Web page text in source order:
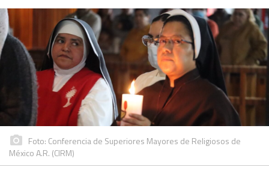
Foto: Conferencia de Superiores Mayores de Religiosos de
México A.R. (CIRM)